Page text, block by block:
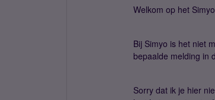
Welkom op het
Bij Simyo is het niet
bepaalde melding in
Sorry dat ik je hier